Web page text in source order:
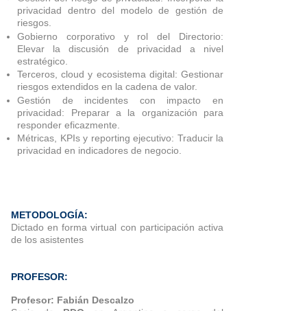
privacidad dentro del modelo de gestión de
riesgos.
Gobierno corporativo y rol del Directorio:
Elevar la discusión de privacidad a nivel
estratégico.
Terceros, cloud y ecosistema digital: Gestionar
riesgos extendidos en la cadena de valor.
Gestión de incidentes con impacto en
privacidad: Preparar a la organización para
responder eficazmente.
Métricas, KPIs y reporting ejecutivo: Traducir la
privacidad en indicadores de negocio.
METODOLOGÍA:
Dictado en forma virtual con participación activa
de los asistentes
PROFESOR:
Profesor: Fabián Descalzo